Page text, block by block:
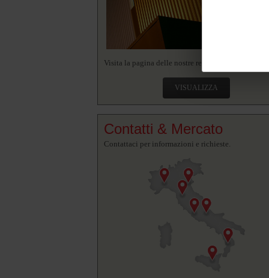
Visita la pagina delle nostre realizzazioni.
VISUALIZZA
Contatti & Mercato
Contattaci per informazioni e richieste.